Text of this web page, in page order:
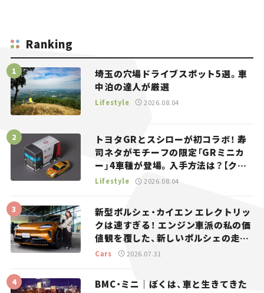
Ranking
埼玉の穴場ドライブスポット5選。車
中泊の達人が厳選
Lifestyle 2026.08.04
トヨタGRとスシローが初コラボ！ 寿
司ネタがモチーフの限定「GRミニカ
ー」4車種が登場。入手方法は？【クル
マとホビー】
Lifestyle 2026.08.04
新型ポルシェ・カイエン エレクトリッ
クは速すぎる！ エンジン車派の私の価
値観を覆した、新しいポルシェの走
り。
Cars 2026.07.31
BMC・ミニ｜ぼくは、車と生きてきた